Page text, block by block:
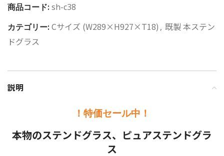
商品コード:sh-c38
カテゴリー: Cサイズ (W289×H927×T18), 既製 本ステン
ドグラス
説明
！特価セール中！
本物のステンドグラス、ピュアステンドグラ
ス